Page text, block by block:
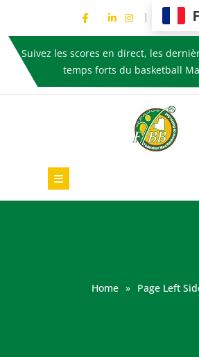
Suivez les scores en direct, les
temps forts du basketball
Home » Page Left